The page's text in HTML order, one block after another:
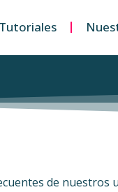
Tutoriales
de nuestros